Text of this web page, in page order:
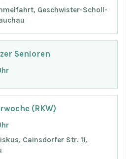
Geschwister-Scholl-
Senioren
(RKW)
Cainsdorfer Str. 11,